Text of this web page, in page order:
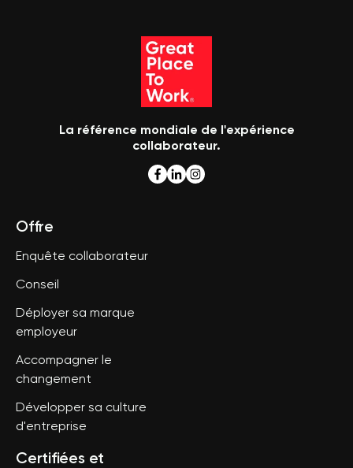
La référence mondiale de l'expérience
collaborateur.
Offre
Enquête collaborateur
Conseil
Déployer sa marque
employeur
Accompagner le
changement
Développer sa culture
d'entreprise
Certifiées et